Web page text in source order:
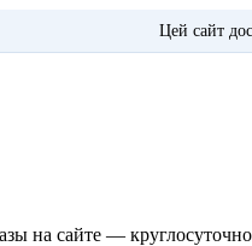
Цей сайт
на сайте — круглосуточно